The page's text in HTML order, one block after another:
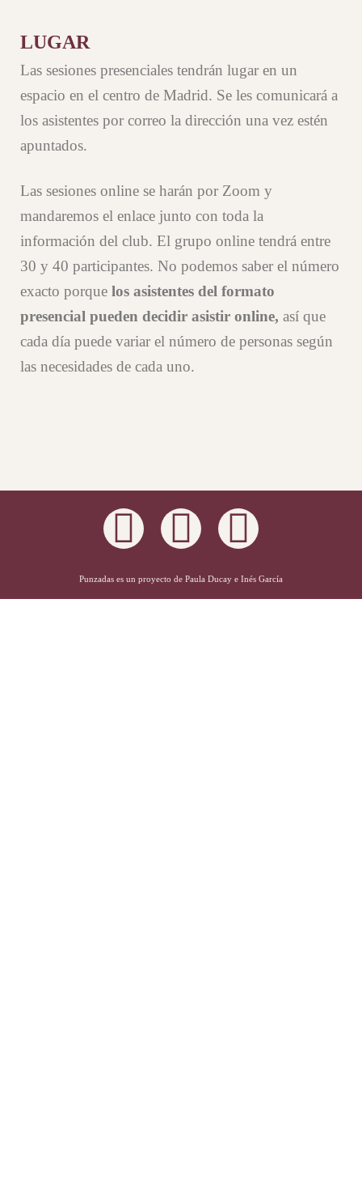
LUGAR
Las sesiones presenciales tendrán lugar en un
espacio en el centro de Madrid. Se les comunicará a
los asistentes por correo la dirección una vez estén
apuntados.
Las sesiones online se harán por Zoom y
mandaremos el enlace junto con toda la
información del club. El grupo online tendrá entre
30 y 40 participantes. No podemos saber el número
exacto porque los asistentes del formato
presencial pueden decidir asistir online, así que
cada día puede variar el número de personas según
las necesidades de cada uno.
Punzadas es un proyecto de Paula Ducay e Inés García